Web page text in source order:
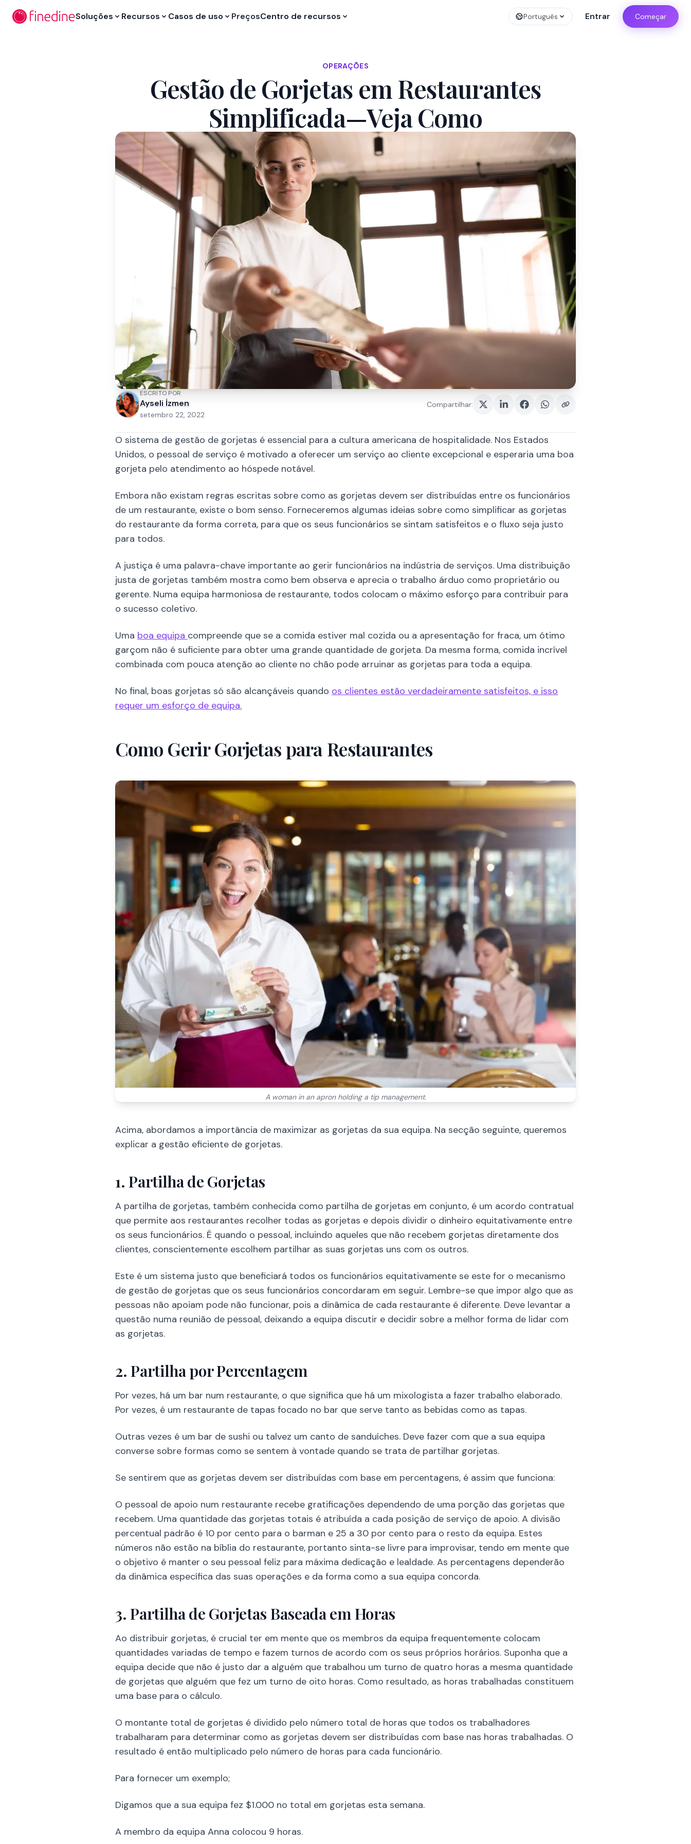
Soluções
Recursos Casos de uso PreçosCentro de recursos Português Entrar Começar
OPERAÇÕES
Gestão de Gorjetas em Restaurantes
Simplificada—Veja Como
ESCRITO POR
Ayseli İzmen
setembro 22, 2022
Compartilhar:
O sistema de gestão de gorjetas é essencial para a cultura americana de hospitalidade. Nos Estados
Unidos, o pessoal de serviço é motivado a oferecer um serviço ao cliente excepcional e esperaria uma boa
gorjeta pelo atendimento ao hóspede notável.
Embora não existam regras escritas sobre como as gorjetas devem ser distribuídas entre os funcionários
de um restaurante, existe o bom senso. Forneceremos algumas ideias sobre como simplificar as gorjetas
do restaurante da forma correta, para que os seus funcionários se sintam satisfeitos e o fluxo seja justo
para todos.
A justiça é uma palavra-chave importante ao gerir funcionários na indústria de serviços. Uma distribuição
justa de gorjetas também mostra como bem observa e aprecia o trabalho árduo como proprietário ou
gerente. Numa equipa harmoniosa de restaurante, todos colocam o máximo esforço para contribuir para
o sucesso coletivo.
Uma boa equipa compreende que se a comida estiver mal cozida ou a apresentação for fraca, um ótimo
garçom não é suficiente para obter uma grande quantidade de gorjeta. Da mesma forma, comida incrível
combinada com pouca atenção ao cliente no chão pode arruinar as gorjetas para toda a equipa.
No final, boas gorjetas só são alcançáveis quando os clientes estão verdadeiramente satisfeitos, e isso
requer um esforço de equipa.
Como Gerir Gorjetas para Restaurantes
A woman in an apron holding a tip management.
Acima, abordamos a importância de maximizar as gorjetas da sua equipa. Na secção seguinte, queremos
explicar a gestão eficiente de gorjetas.
1. Partilha de Gorjetas
A partilha de gorjetas, também conhecida como partilha de gorjetas em conjunto, é um acordo contratual
que permite aos restaurantes recolher todas as gorjetas e depois dividir o dinheiro equitativamente entre
os seus funcionários. É quando o pessoal, incluindo aqueles que não recebem gorjetas diretamente dos
clientes, conscientemente escolhem partilhar as suas gorjetas uns com os outros.
Este é um sistema justo que beneficiará todos os funcionários equitativamente se este for o mecanismo
de gestão de gorjetas que os seus funcionários concordaram em seguir. Lembre-se que impor algo que as
pessoas não apoiam pode não funcionar, pois a dinâmica de cada restaurante é diferente. Deve levantar a
questão numa reunião de pessoal, deixando a equipa discutir e decidir sobre a melhor forma de lidar com
as gorjetas.
2. Partilha por Percentagem
Por vezes, há um bar num restaurante, o que significa que há um mixologista a fazer trabalho elaborado.
Por vezes, é um restaurante de tapas focado no bar que serve tanto as bebidas como as tapas.
Outras vezes é um bar de sushi ou talvez um canto de sanduíches. Deve fazer com que a sua equipa
converse sobre formas como se sentem à vontade quando se trata de partilhar gorjetas.
Se sentirem que as gorjetas devem ser distribuídas com base em percentagens, é assim que funciona:
O pessoal de apoio num restaurante recebe gratificações dependendo de uma porção das gorjetas que
recebem. Uma quantidade das gorjetas totais é atribuída a cada posição de serviço de apoio. A divisão
percentual padrão é 10 por cento para o barman e 25 a 30 por cento para o resto da equipa. Estes
números não estão na bíblia do restaurante, portanto sinta-se livre para improvisar, tendo em mente que
o objetivo é manter o seu pessoal feliz para máxima dedicação e lealdade. As percentagens dependerão
da dinâmica específica das suas operações e da forma como a sua equipa concorda.
3. Partilha de Gorjetas Baseada em Horas
Ao distribuir gorjetas, é crucial ter em mente que os membros da equipa frequentemente colocam
quantidades variadas de tempo e fazem turnos de acordo com os seus próprios horários. Suponha que a
equipa decide que não é justo dar a alguém que trabalhou um turno de quatro horas a mesma quantidade
de gorjetas que alguém que fez um turno de oito horas. Como resultado, as horas trabalhadas constituem
uma base para o cálculo.
O montante total de gorjetas é dividido pelo número total de horas que todos os trabalhadores
trabalharam para determinar como as gorjetas devem ser distribuídas com base nas horas trabalhadas. O
resultado é então multiplicado pelo número de horas para cada funcionário.
Para fornecer um exemplo;
Digamos que a sua equipa fez $1.000 no total em gorjetas esta semana.
A membro da equipa Anna colocou 9 horas.